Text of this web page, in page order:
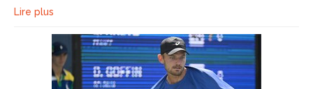
Lire plus